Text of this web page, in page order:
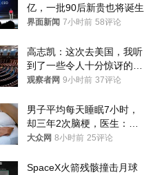
亿，一批90后新贵也将诞生
界面新闻 7小时前 58评论
高志凯：这次去美国，我听
到了一些令人十分惊讶的消
息
观察者网 9小时前 37评论
男子平均每天睡眠7小时，
却三年2次脑梗，医生：这
样睡觉更伤身
大众网 8小时前 25评论
SpaceX火箭残骸撞击月球